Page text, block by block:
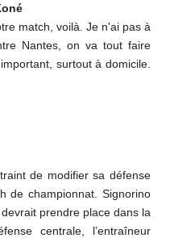
match, voilà. Je n'ai pas à
Nantes, on va tout faire
surtout à domicile.
de modifier sa défense
de championnat. Signorino
prendre place dans la
centrale, l’entraîneur